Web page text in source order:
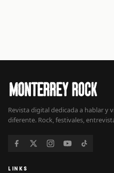
Revista digital dedicada a hablar y
diferente. Rock, festivales,
LINKS